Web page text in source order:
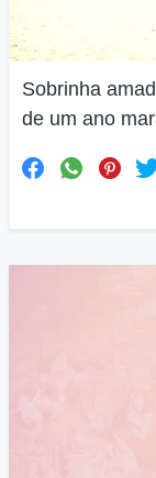
Sobrinha
de um ano